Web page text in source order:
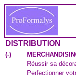
DISTRIBUTION
(-)
Réussir sa
Perfectionner